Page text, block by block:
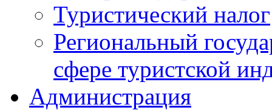
Туристический налог
Региональный
сфере туристской
Администрация